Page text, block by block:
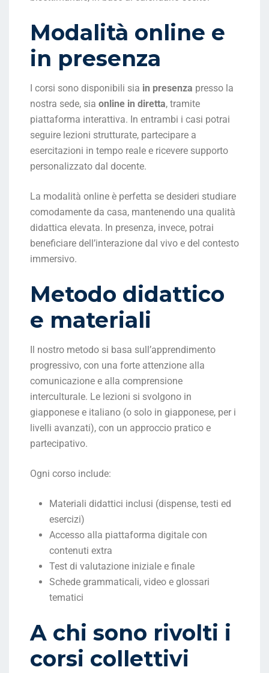
Modalità online e
in presenza
I corsi sono disponibili sia in presenza presso la
nostra sede, sia online in diretta, tramite
piattaforma interattiva. In entrambi i casi potrai
seguire lezioni strutturate, partecipare a
esercitazioni in tempo reale e ricevere supporto
personalizzato dal docente.
La modalità online è perfetta se desideri studiare
comodamente da casa, mantenendo una qualità
didattica elevata. In presenza, invece, potrai
beneficiare dell’interazione dal vivo e del contesto
immersivo.
Metodo didattico
e materiali
Il nostro metodo si basa sull’apprendimento
progressivo, con una forte attenzione alla
comunicazione e alla comprensione
interculturale. Le lezioni si svolgono in
giapponese e italiano (o solo in giapponese, per i
livelli avanzati), con un approccio pratico e
partecipativo.
Ogni corso include:
Materiali didattici inclusi (dispense, testi ed
esercizi)
Accesso alla piattaforma digitale con
contenuti extra
Test di valutazione iniziale e finale
Schede grammaticali, video e glossari
tematici
A chi sono rivolti i
corsi collettivi